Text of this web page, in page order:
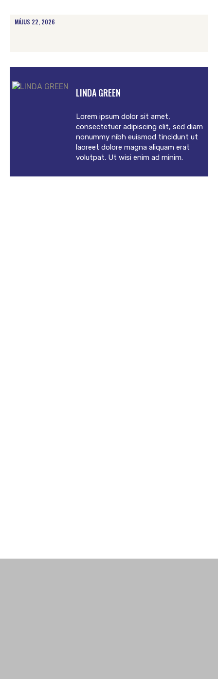
MÁJUS 22, 2026
LINDA GREEN
Lorem ipsum dolor sit amet,
consectetuer adipiscing elit, sed diam
nonummy nibh euismod tincidunt ut
laoreet dolore magna aliquam erat
volutpat. Ut wisi enim ad minim.